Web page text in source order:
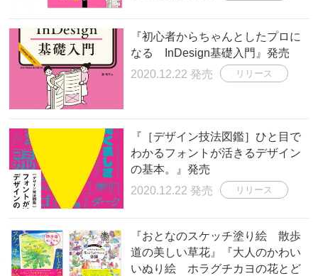
『初心者からちゃんとしたプロに
なる InDesign基礎入門』発売
2020.12.22 発売
リリース
『［デザイン技法図鑑］ひと目で
わかるフォントが活きるデザイン
の基本。』発売
2020.12.22 発売
リリース
『おとなのスケッチ塗り絵 散歩
道の美しい草花』『大人のかわい
いぬり絵 ホラグチカヨの花とど